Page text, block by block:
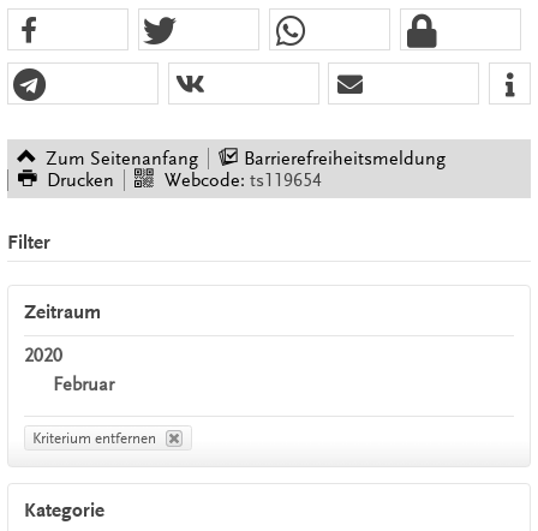
Zum Seitenanfang
Barrierefreiheitsmeldung
Drucken
Webcode: ts119654
Filter
Zeitraum
2020
Februar
Kriterium entfernen
Kategorie